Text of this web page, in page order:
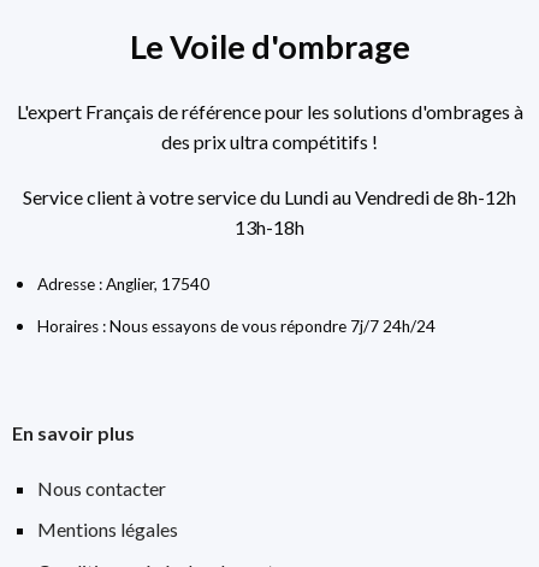
Le Voile d'ombrage
L'expert Français de référence pour les solutions d'ombrages à
des prix ultra compétitifs !
Service client à votre service du Lundi au Vendredi de 8h-12h
13h-18h
Adresse : Anglier, 17540
Horaires : Nous essayons de vous répondre 7j/7 24h/24
En savoir plus
Nous contacter
Mentions légales